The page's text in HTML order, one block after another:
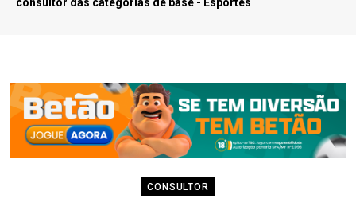
CONSULTOR